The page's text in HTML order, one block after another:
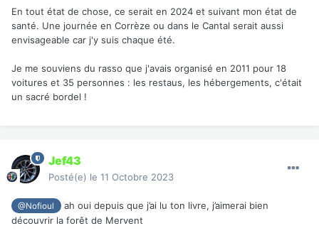
En tout état de chose, ce serait en 2024 et suivant mon état de
santé. Une journée en Corrèze ou dans le Cantal serait aussi
envisageable car j'y suis chaque été.
Je me souviens du rasso que j'avais organisé en 2011 pour 18
voitures et 35 personnes : les restaus, les hébergements, c'était
un sacré bordel !
Jef43
Posté(e) le 11 Octobre 2023
@Nofioul
ah oui depuis que j’ai lu ton livre, j’aimerai bien
découvrir la forêt de Mervent